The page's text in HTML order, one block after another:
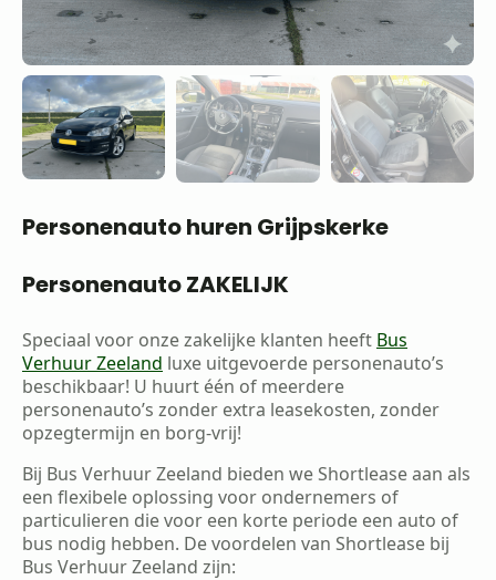
Personenauto huren Grijpskerke
Personenauto ZAKELIJK
Speciaal voor onze zakelijke klanten heeft Bus
Verhuur Zeeland luxe uitgevoerde personenauto’s
beschikbaar! U huurt één of meerdere
personenauto’s zonder extra leasekosten, zonder
opzegtermijn en borg-vrij!
Bij Bus Verhuur Zeeland bieden we Shortlease aan als
een flexibele oplossing voor ondernemers of
particulieren die voor een korte periode een auto of
bus nodig hebben. De voordelen van Shortlease bij
Bus Verhuur Zeeland zijn: